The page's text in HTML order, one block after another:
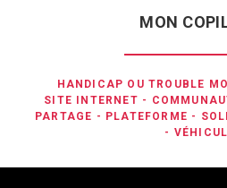
MON
HANDICAP OU TROUBLE
SITE INTERNET -
PARTAGE - PLATEFORME -
-